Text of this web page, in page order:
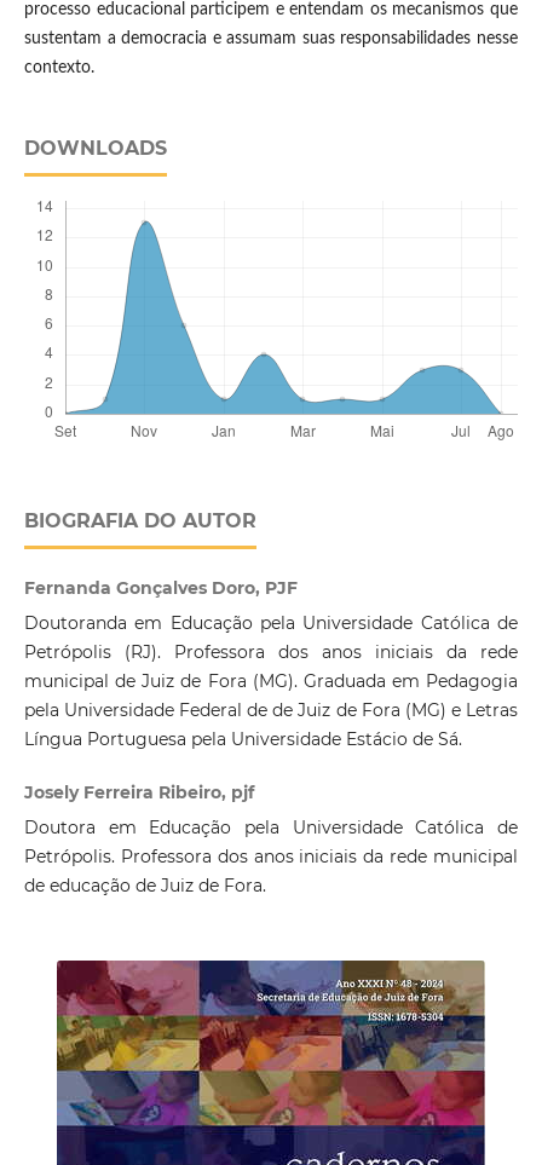
processo educacional participem e entendam os mecanismos que
sustentam a democracia e assumam suas responsabilidades nesse
contexto.
DOWNLOADS
BIOGRAFIA DO AUTOR
Fernanda Gonçalves Doro, PJF
Doutoranda em Educação pela Universidade Católica de
Petrópolis (RJ). Professora dos anos iniciais da rede
municipal de Juiz de Fora (MG). Graduada em Pedagogia
pela Universidade Federal de de Juiz de Fora (MG) e Letras
Língua Portuguesa pela Universidade Estácio de Sá.
Josely Ferreira Ribeiro, pjf
Doutora em Educação pela Universidade Católica de
Petrópolis. Professora dos anos iniciais da rede municipal
de educação de Juiz de Fora.